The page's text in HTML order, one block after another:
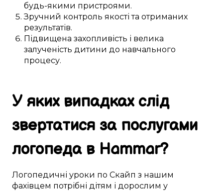
будь-якими пристроями.
Зручний контроль якості та отриманих
результатів.
Підвищена захопливість і велика
залученість дитини до навчального
процесу.
У яких випадках слід
звертатися за послугами
логопеда в Hammar?
Логопедичні уроки по Скайп з нашим
фахівцем потрібні дітям і дорослим у